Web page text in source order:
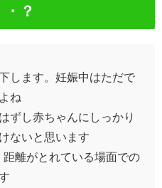
？
します。妊娠中はただで
ね
ずし赤ちゃんにしっかり
ないと思います
離がとれている場面での